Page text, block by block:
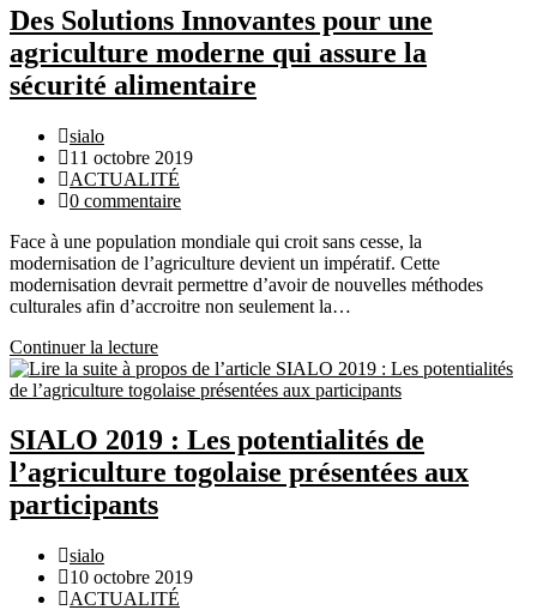
locale
:
Rôles
de
l’emballage
Packaging
Des Solutions Innovantes pour une
agriculture moderne qui assure la
sécurité alimentaire
Auteur/autrice
de
la
publication :
sialo
Publication
publiée :
11 octobre 2019
Post
category:
ACTUALITÉ
Commentaires
la
publication :
0 commentaire
Face à une population mondiale qui croit sans cesse, la
modernisation de l’agriculture devient un impératif. Cette
modernisation devrait permettre d’avoir de nouvelles méthodes
culturales afin d’accroitre non seulement la…
Continuer la lecture
Solutions
Innovantes
une
agriculture
moderne
alimentaire
SIALO 2019 : Les potentialités de
l’agriculture togolaise présentées aux
participants
Auteur/autrice
de
la
sialo
Publication
publiée :
10 octobre 2019
Post
ACTUALITÉ